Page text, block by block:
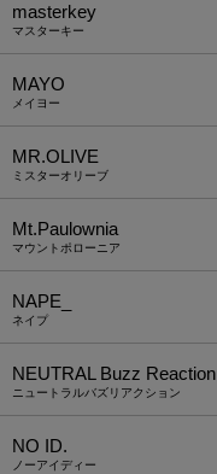
masterkey
マスターキー
MAYO
メイヨー
MR.OLIVE
ミスターオリーブ
Mt.Paulownia
マウントポローニア
NAPE_
ネイプ
NEUTRAL Buzz Reaction
ニュートラルバズリアクション
NO ID.
ノーアイディー